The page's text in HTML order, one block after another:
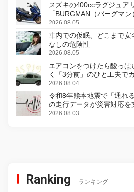
スズキの400ccラグジュア
「BURGMAN（バーグマン
変更し、8月18日に発売
2026.08.05
車内での仮眠、どこまで安
なしの危険性
2026.08.05
エアコンをつけたら酸っ
く「3分前」のひと工夫で
2026.08.04
令和8年熊本地震で「通れ
の走行データが災害対応を
2026.08.03
Ranking ランキング